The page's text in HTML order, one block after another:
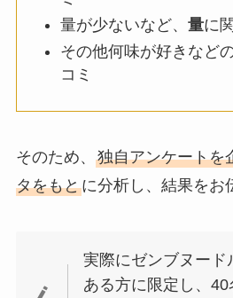
量が少ないなど、量に
その他何味が好きなど
コミ
そのため、 独自アンケートを
タをもとに分析し、結果をお
実際にゼンブヌード
ある方に限定し、